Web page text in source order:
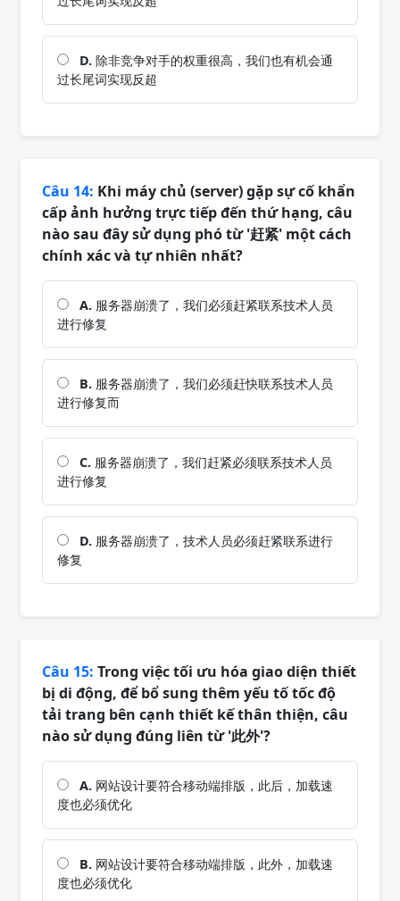
D. 除非竞争对手的权重很高，我们也有机会通
过长尾词实现反超
Câu 14: Khi máy chủ (server) gặp sự cố khẩn
cấp ảnh hưởng trực tiếp đến thứ hạng, câu
nào sau đây sử dụng phó từ '赶紧' một cách
chính xác và tự nhiên nhất?
A. 服务器崩溃了，我们必须赶紧联系技术人员
进行修复
B. 服务器崩溃了，我们必须赶快联系技术人员
进行修复而
C. 服务器崩溃了，我们赶紧必须联系技术人员
进行修复
D. 服务器崩溃了，技术人员必须赶紧联系进行
修复
Câu 15: Trong việc tối ưu hóa giao diện thiết
bị di động, để bổ sung thêm yếu tố tốc độ
tải trang bên cạnh thiết kế thân thiện, câu
nào sử dụng đúng liên từ '此外'?
A. 网站设计要符合移动端排版，此后，加载速
度也必须优化
B. 网站设计要符合移动端排版，此外，加载速
度也必须优化